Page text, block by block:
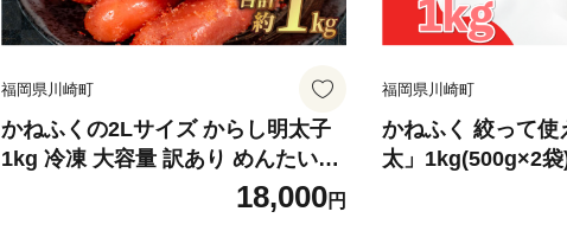
福岡県川崎町
かねふくの2Lサイズ からし明太子
1kg 冷凍 大容量 訳あり めんたいこ
人気 辛子明太子 切子 切れ子 きれこ
めんたい 便利明太子 明太子 ランキ
18,000円
福岡県川崎町
かねふく 絞って使
太」1kg(500g×2
こ 辛子明太子 バ
ューブ 便利明太子